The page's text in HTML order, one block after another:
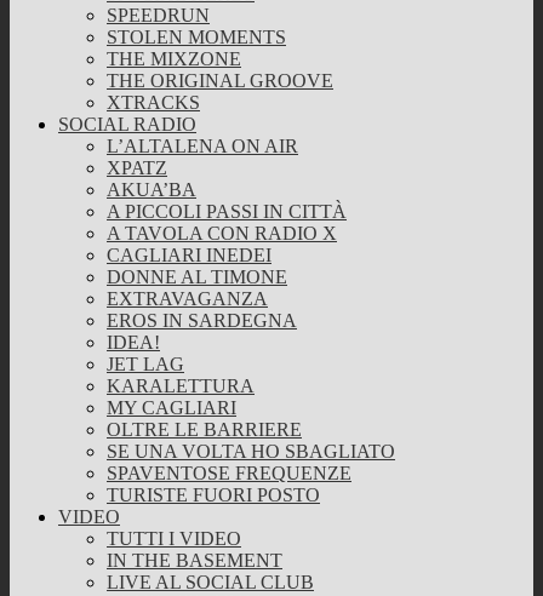
SPEEDRUN
STOLEN MOMENTS
THE MIXZONE
THE ORIGINAL GROOVE
XTRACKS
SOCIAL RADIO
L’ALTALENA ON AIR
XPATZ
AKUA’BA
A PICCOLI PASSI IN CITTÀ
A TAVOLA CON RADIO X
CAGLIARI INEDEI
DONNE AL TIMONE
EXTRAVAGANZA
EROS IN SARDEGNA
IDEA!
JET LAG
KARALETTURA
MY CAGLIARI
OLTRE LE BARRIERE
SE UNA VOLTA HO SBAGLIATO
SPAVENTOSE FREQUENZE
TURISTE FUORI POSTO
VIDEO
TUTTI I VIDEO
IN THE BASEMENT
LIVE AL SOCIAL CLUB